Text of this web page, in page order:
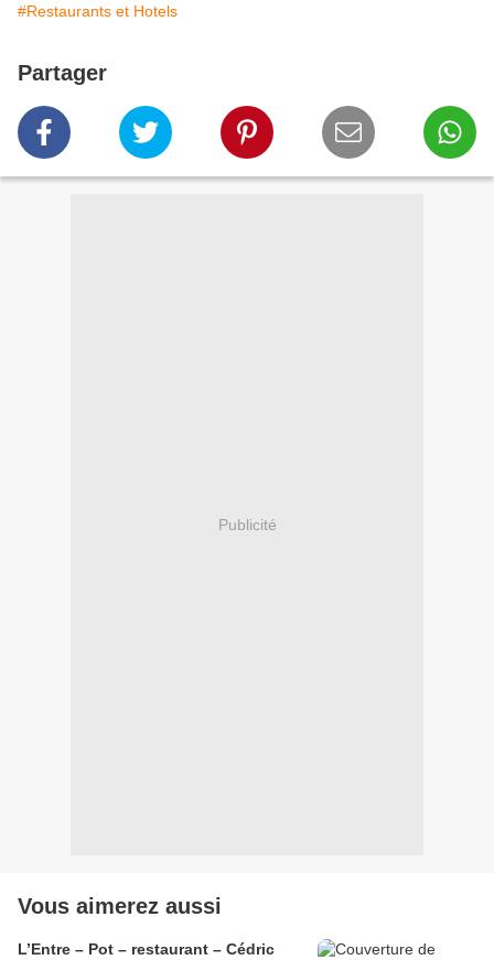
#Restaurants et Hotels
Partager
Publicité
Vous aimerez aussi
L’Entre – Pot – restaurant – Cédric